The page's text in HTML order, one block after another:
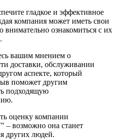
гладкое и эффективное
компания может иметь свои
внимательно ознакомиться с их
вашим мнением о
доставки, обслуживании
аспекте, который
поможет другим
подходящую
оценку компании
возможно она станет
других людей.